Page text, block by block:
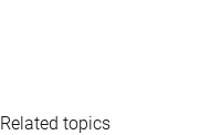
Related topics